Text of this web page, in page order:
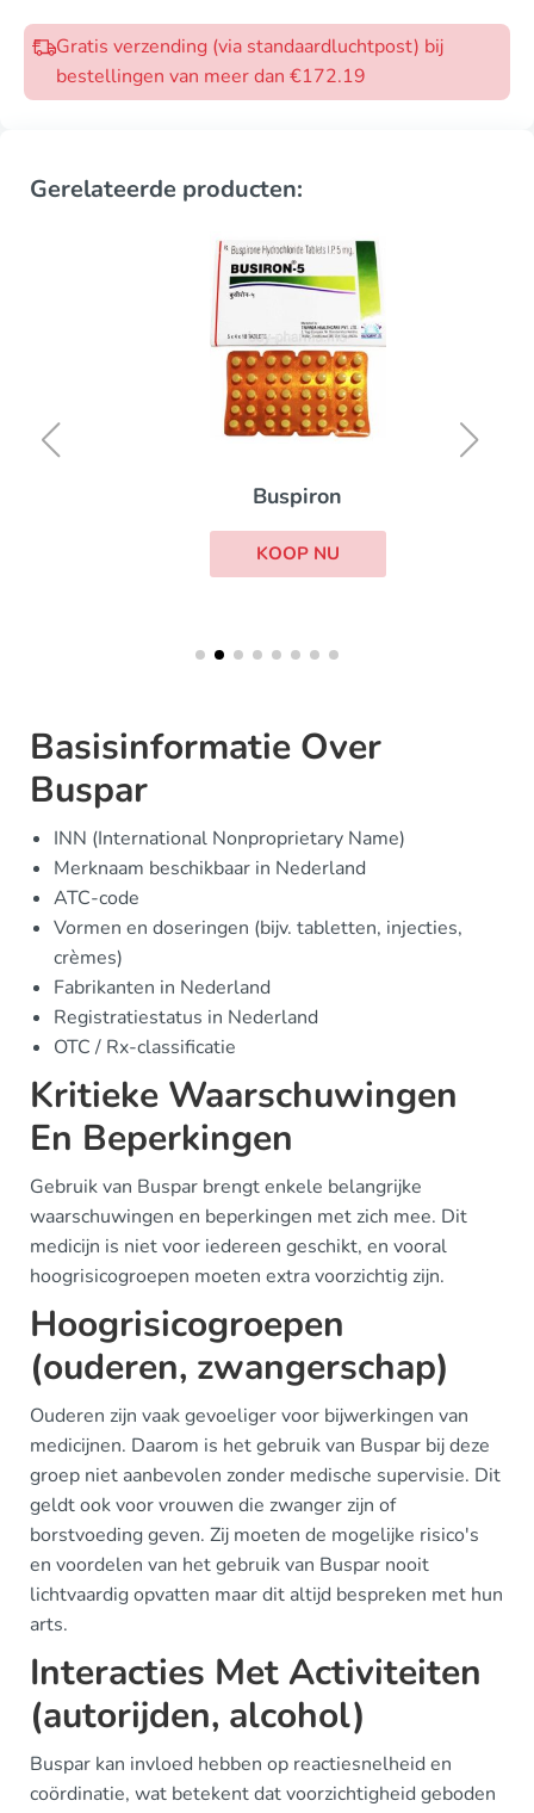
Gratis verzending (via standaardluchtpost) bij
bestellingen van meer dan €172.19
Gerelateerde producten:
Buspiron
KOOP NU
Basisinformatie Over
Buspar
INN (International Nonproprietary Name)
Merknaam beschikbaar in Nederland
ATC-code
Vormen en doseringen (bijv. tabletten, injecties,
crèmes)
Fabrikanten in Nederland
Registratiestatus in Nederland
OTC / Rx-classificatie
Kritieke Waarschuwingen
En Beperkingen
Gebruik van Buspar brengt enkele belangrijke
waarschuwingen en beperkingen met zich mee. Dit
medicijn is niet voor iedereen geschikt, en vooral
hoogrisicogroepen moeten extra voorzichtig zijn.
Hoogrisicogroepen
(ouderen, zwangerschap)
Ouderen zijn vaak gevoeliger voor bijwerkingen van
medicijnen. Daarom is het gebruik van Buspar bij deze
groep niet aanbevolen zonder medische supervisie. Dit
geldt ook voor vrouwen die zwanger zijn of
borstvoeding geven. Zij moeten de mogelijke risico's
en voordelen van het gebruik van Buspar nooit
lichtvaardig opvatten maar dit altijd bespreken met hun
arts.
Interacties Met Activiteiten
(autorijden, alcohol)
Buspar kan invloed hebben op reactiesnelheid en
coördinatie, wat betekent dat voorzichtigheid geboden